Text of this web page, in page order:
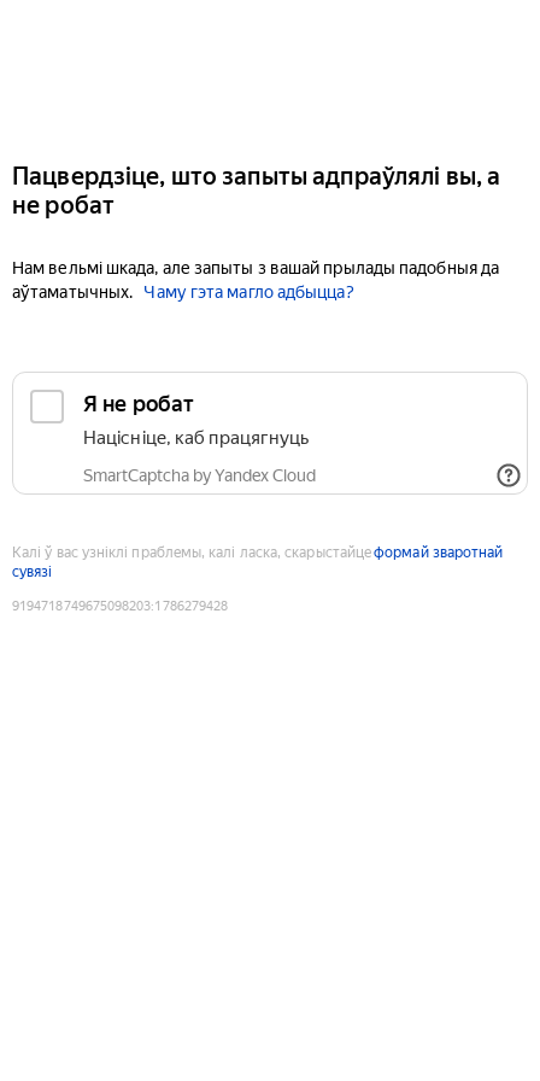
Пацвердзіце, што запыты адпраўлялі вы, а
не робат
Нам вельмі шкада, але запыты з вашай прылады падобныя да
аўтаматычных.
Чаму гэта магло адбыцца?
Я не робат
Націсніце, каб працягнуць
SmartCaptcha by Yandex Cloud
Калі ў вас узніклі праблемы, калі ласка, скарыстайцеформай зваротнай
сувязі
9194718749675098203:1786279428